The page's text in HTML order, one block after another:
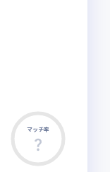
マッチ率